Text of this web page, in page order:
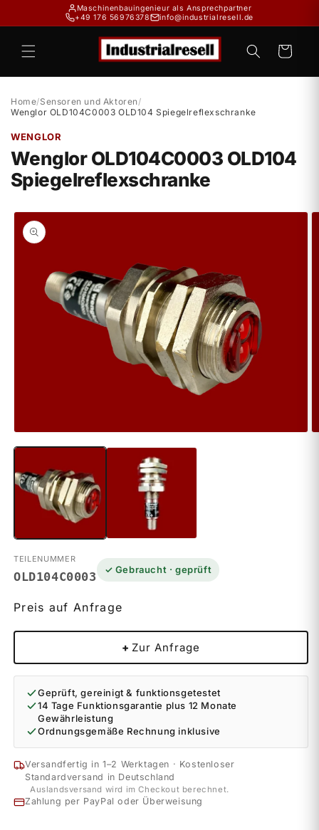
Inhalt
Maschinenbauingenieur als Ansprechpartner
+49 176 56976378
info@industrialresell.de
Warenkorb
Home/Sensoren und Aktoren/
Wenglor OLD104C0003 OLD104 Spiegelreflexschranke
WENGLOR
Wenglor OLD104C0003 OLD104
Spiegelreflexschranke
1
Modal
öffnen
TEILENUMMER
OLD104C0003 ✓ Gebraucht · geprüft
Preis auf Anfrage
+ Zur Anfrage
Geprüft, gereinigt & funktionsgetestet
14 Tage Funktionsgarantie plus 12 Monate
Gewährleistung
Ordnungsgemäße Rechnung inklusive
Versandfertig in 1–2 Werktagen · Kostenloser
Standardversand in Deutschland
Auslandsversand wird im Checkout berechnet.
Zahlung per PayPal oder Überweisung